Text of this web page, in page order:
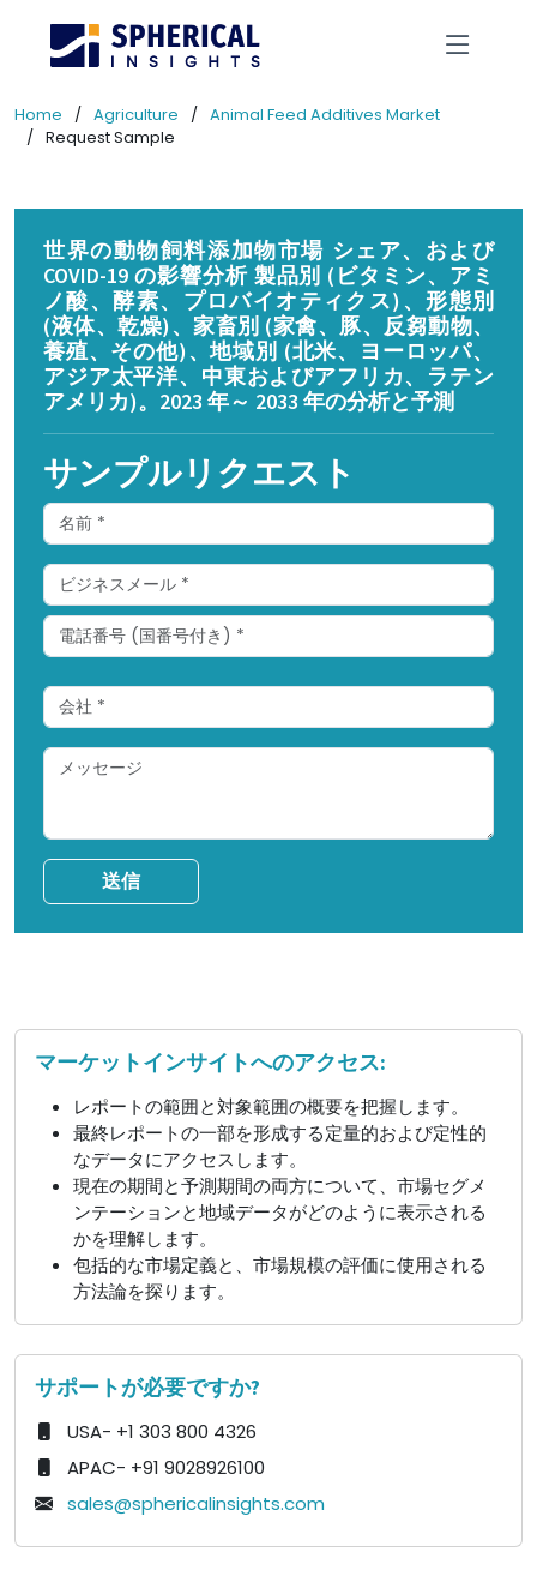
Home Agriculture
Animal Feed Additives Market
Request Sample
世界の動物飼料添加物市場 シェア、および
COVID-19 の影響分析 製品別 (ビタミン、アミ
ノ酸、酵素、プロバイオティクス)、形態別
(液体、乾燥)、家畜別 (家禽、豚、反芻動物、
養殖、その他)、地域別 (北米、ヨーロッパ、
アジア太平洋、中東およびアフリカ、ラテン
アメリカ)。2023 年～ 2033 年の分析と予測
サンプルリクエスト
送信
マーケットインサイトへのアクセス:
レポートの範囲と対象範囲の概要を把握します。
最終レポートの一部を形成する定量的および定性的
なデータにアクセスします。
現在の期間と予測期間の両方について、市場セグメ
ンテーションと地域データがどのように表示される
かを理解します。
包括的な市場定義と、市場規模の評価に使用される
方法論を探ります。
サポートが必要ですか?
USA- +1 303 800 4326
APAC- +91 9028926100
sales@sphericalinsights.com